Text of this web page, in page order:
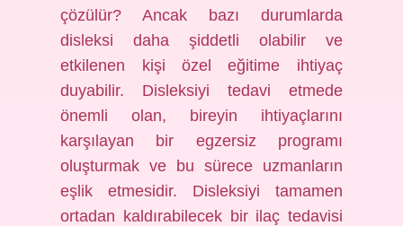
çözülür? Ancak bazı durumlarda
disleksi daha şiddetli olabilir ve
etkilenen kişi özel eğitime ihtiyaç
duyabilir. Disleksiyi tedavi etmede
önemli olan, bireyin ihtiyaçlarını
karşılayan bir egzersiz programı
oluşturmak ve bu sürece uzmanların
eşlik etmesidir. Disleksiyi tamamen
ortadan kaldırabilecek bir ilaç tedavisi